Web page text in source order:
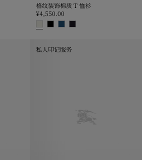
格纹装饰棉质 T 恤衫
¥4,550.00
私人印记服务